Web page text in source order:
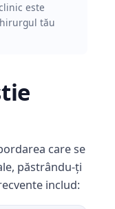
este
tău
care se
păstrându-ți
includ: